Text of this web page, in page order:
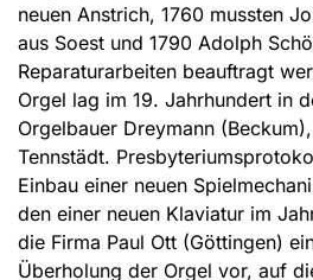
neuen Anstrich, 1760 mussten
aus Soest und 1790 Adolph
Reparaturarbeiten beauftragt
Orgel lag im 19. Jahrhundert in
Orgelbauer Dreymann
Tennstädt.
Einbau einer neuen
den einer neuen Klaviatur im
die Firma Paul Ott (Göttingen)
Überholung der Orgel vor, auf